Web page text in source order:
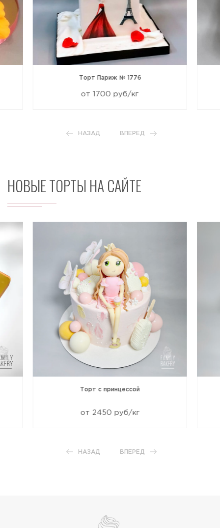
Торт Париж № 1776
от 1700 руб/кг
НАЗАД ВПЕРЕД
НОВЫЕ ТОРТЫ НА САЙТЕ
Торт с принцессой
от 2450 руб/кг
НАЗАД ВПЕРЕД